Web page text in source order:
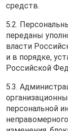
средств.
5.2.
переданы
власти
и в порядке,
Российской
5.3.
персональной